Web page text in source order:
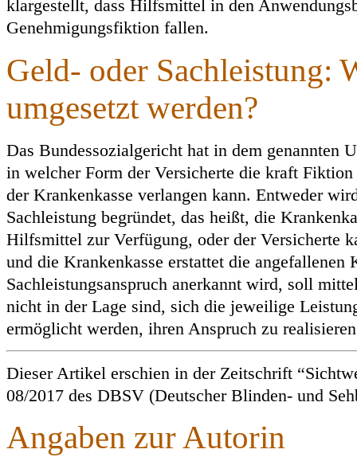
klargestellt, dass Hilfsmittel in den
Genehmigungsfiktion fallen.
Geld- oder Sachleistung:
umgesetzt werden?
Das Bundessozialgericht hat in dem genannten
in welcher Form der Versicherte die kraft
der Krankenkasse verlangen kann. Entweder
Sachleistung begründet, das heißt, die
Hilfsmittel zur Verfügung, oder der Versicherte
und die Krankenkasse erstattet die angefallenen
Sachleistungsanspruch anerkannt wird, soll
nicht in der Lage sind, sich die jeweilige
ermöglicht werden, ihren Anspruch zu
Dieser Artikel erschien in der Zeitschrift
08/2017 des DBSV (Deutscher Blinden- und
Angaben zur Autorin